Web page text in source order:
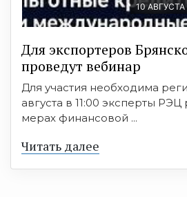
10 АВГУСТА
Для экспортеров
проведут вебинар
Для участия необходима
августа в 11:00 эксперты РЭЦ
мерах финансовой ...
Читать далее